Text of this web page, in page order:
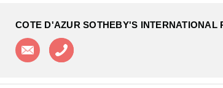
COTE D'AZUR SOTHEBY'S INTERNATIONAL
Contacter l'agence